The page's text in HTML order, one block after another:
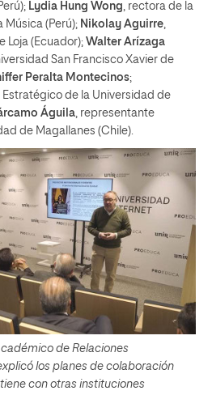
Lydia Hung Wong, rectora de la
Música (Perú); Nikolay Aguirre,
Loja (Ecuador); Walter Arízaga
San Francisco Xavier de
Peralta Montecinos;
de la Universidad de
Águila, representante
de Magallanes (Chile).
de Relaciones
los planes de colaboración
con otras instituciones